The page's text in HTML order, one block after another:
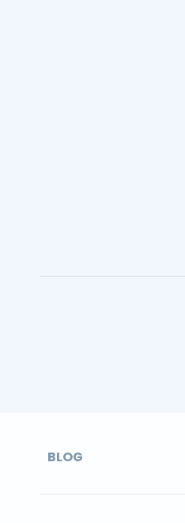
BLOG